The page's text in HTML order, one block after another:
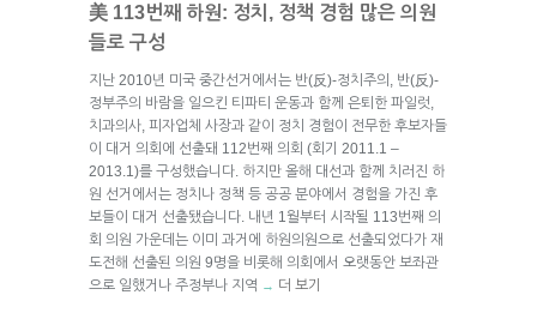
美 113번째 하원: 정치, 정책 경험 많은 의원
들로 구성
지난 2010년 미국 중간선거에서는 반(反)-정치주의, 반(反)-
정부주의 바람을 일으킨 티파티 운동과 함께 은퇴한 파일럿,
치과의사, 피자업체 사장과 같이 정치 경험이 전무한 후보자들
이 대거 의회에 선출돼 112번째 의회 (회기 2011.1 –
2013.1)를 구성했습니다. 하지만 올해 대선과 함께 치러진 하
원 선거에서는 정치나 정책 등 공공 분야에서 경험을 가진 후
보들이 대거 선출됐습니다. 내년 1월부터 시작될 113번째 의
회 의원 가운데는 이미 과거에 하원의원으로 선출되었다가 재
도전해 선출된 의원 9명을 비롯해 의회에서 오랫동안 보좌관
으로 일했거나 주정부나 지역 → 더 보기